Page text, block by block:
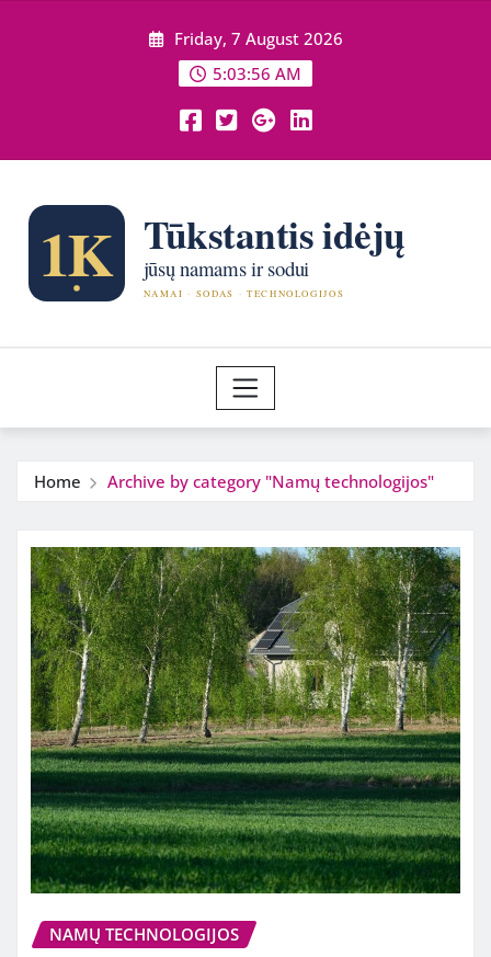
Friday, 7 August 2026
5:03:57 AM
Home Archive by category "Namų technologijos"
NAMŲ TECHNOLOGIJOS